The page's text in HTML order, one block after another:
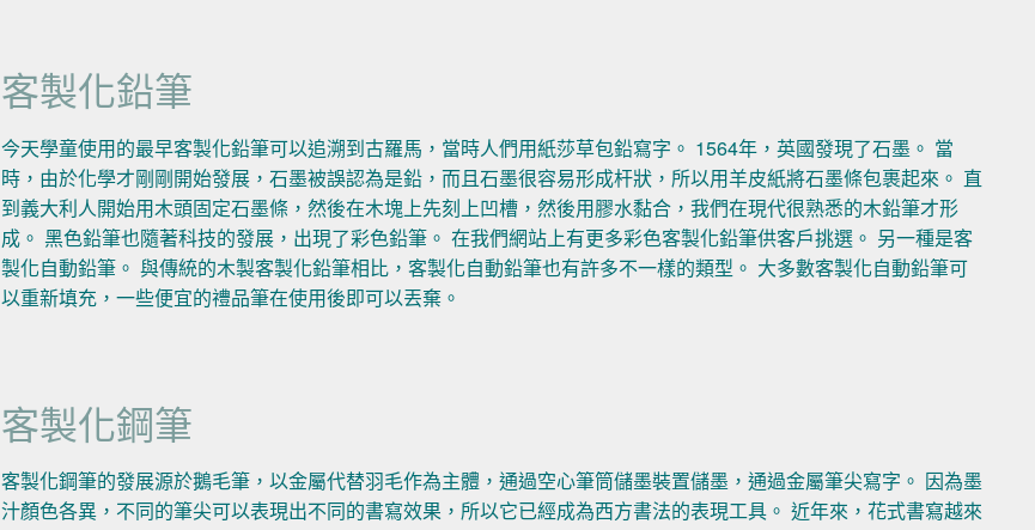
客製化鉛筆
今天學童使用的最早客製化鉛筆可以追溯到古羅馬，當時人們用紙莎草包鉛寫字。 1564年，英國發現了石墨。 當
時，由於化學才剛剛開始發展，石墨被誤認為是鉛，而且石墨很容易形成杆狀，所以用羊皮紙將石墨條包裹起來。 直
到義大利人開始用木頭固定石墨條，然後在木塊上先刻上凹槽，然後用膠水黏合，我們在現代很熟悉的木鉛筆才形
成。 黑色鉛筆也隨著科技的發展，出現了彩色鉛筆。 在我們網站上有更多彩色客製化鉛筆供客戶挑選。 另一種是客
製化自動鉛筆。 與傳統的木製客製化鉛筆相比，客製化自動鉛筆也有許多不一樣的類型。 大多數客製化自動鉛筆可
以重新填充，一些便宜的禮品筆在使用後即可以丟棄。
客製化鋼筆
客製化鋼筆的發展源於鵝毛筆，以金屬代替羽毛作為主體，通過空心筆筒儲墨裝置儲墨，通過金屬筆尖寫字。 因為墨
汁顏色各異，不同的筆尖可以表現出不同的書寫效果，所以它已經成為西方書法的表現工具。 近年來，花式書寫越來